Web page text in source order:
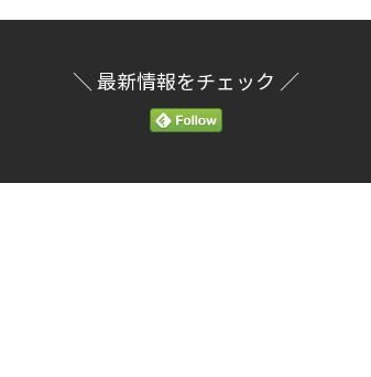
＼ 最新情報をチェック ／